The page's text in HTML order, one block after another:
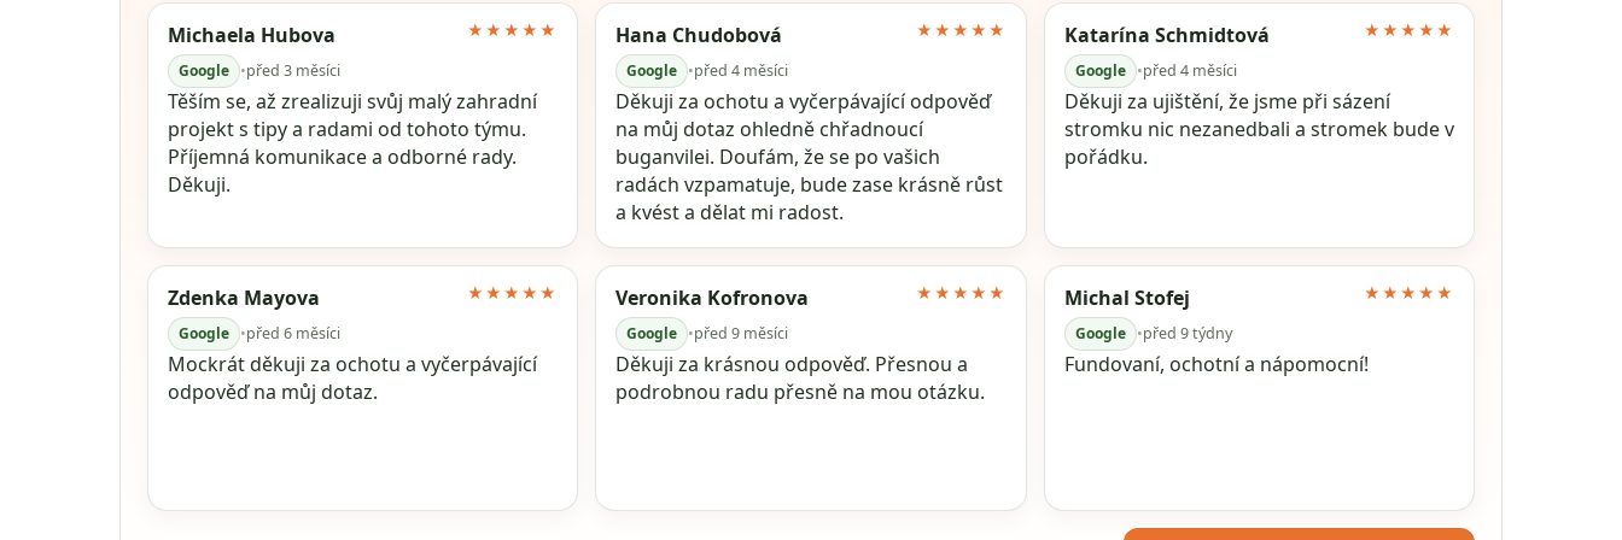
Michaela Hubova
Google •před 3 měsíci
★★★★★
Těším se, až zrealizuji svůj malý zahradní
projekt s tipy a radami od tohoto týmu.
Příjemná komunikace a odborné rady.
Děkuji.
Hana Chudobová
Google •před 4 měsíci
★★★★★
Děkuji za ochotu a vyčerpávající odpověď
na můj dotaz ohledně chřadnoucí
buganvilei. Doufám, že se po vašich
radách vzpamatuje, bude zase krásně růst
a kvést a dělat mi radost.
Katarína Schmidtová
Google •před 4 měsíci
★★★★★
Děkuji za ujištění, že jsme při sázení
stromku nic nezanedbali a stromek bude v
pořádku.
Zdenka Mayova
Google •před 6 měsíci
★★★★★
Mockrát děkuji za ochotu a vyčerpávající
odpověď na můj dotaz.
Veronika Kofronova
Google •před 9 měsíci
★★★★★
Děkuji za krásnou odpověď. Přesnou a
podrobnou radu přesně na mou otázku.
Michal Stofej
Google •před 9 týdny
★★★★★
Fundovaní, ochotní a nápomocní!